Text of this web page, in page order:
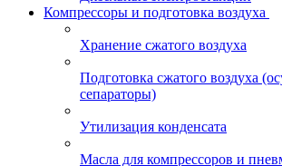
Компрессоры и подготовка воздуха
Хранение сжатого воздуха
Подготовка сжатого воздуха
сепараторы)
Утилизация конденсата
Масла для компрессоров и